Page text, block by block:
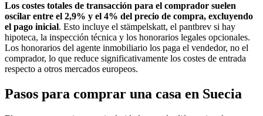
Los costes totales de transacción para el comprador suelen
oscilar entre el 2,9% y el 4% del precio de compra, excluyendo
el pago inicial. Esto incluye el stämpelskatt, el pantbrev si hay
hipoteca, la inspección técnica y los honorarios legales opcionales.
Los honorarios del agente inmobiliario los paga el vendedor, no el
comprador, lo que reduce significativamente los costes de entrada
respecto a otros mercados europeos.
Pasos para comprar una casa en Suecia